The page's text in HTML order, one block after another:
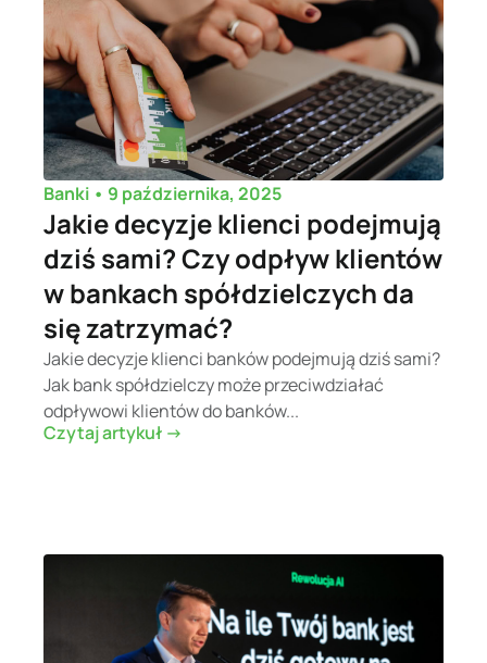
Banki • 9 października, 2025
Jakie decyzje klienci podejmują
dziś sami? Czy odpływ klientów
w bankach spółdzielczych da
się zatrzymać?
Jakie decyzje klienci banków podejmują dziś sami?
Jak bank spółdzielczy może przeciwdziałać
odpływowi klientów do banków...
Czytaj artykuł ->